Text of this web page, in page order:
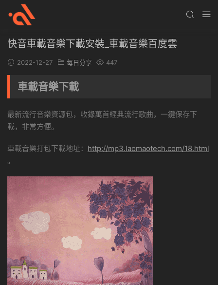
快音車載音樂下載安裝_車載音樂百度雲
2022-12-27 每日分享 447
車載音樂下載
最新流行音樂資源包，收錄萬首經典流行歌曲，一鍵保存下
載，非常方便。
車載音樂打包下載地址： http://mp3.laomaotech.com/18.html
。